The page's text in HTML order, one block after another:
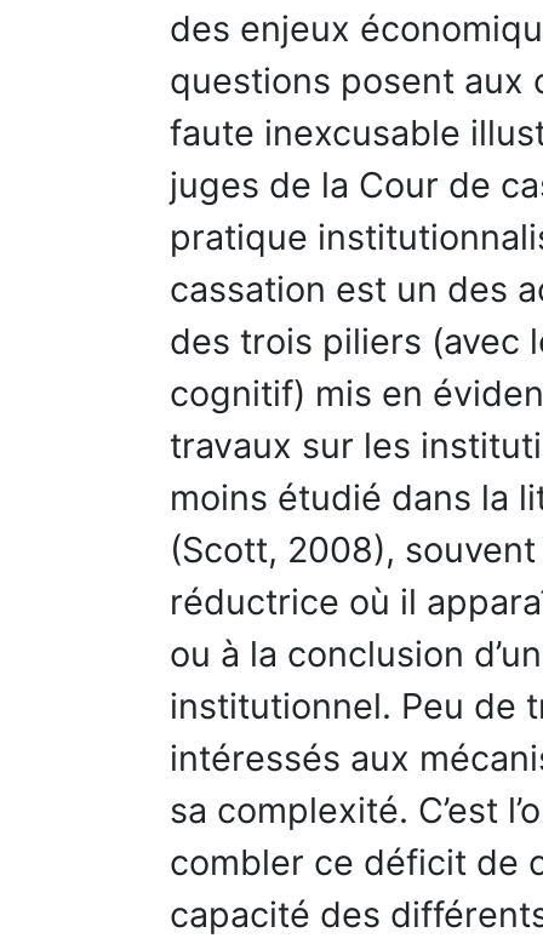
des enjeux
questions posent aux
faute inexcusable
juges de la Cour de
pratique
cassation est un des
des trois piliers (avec
cognitif) mis en
travaux sur les
moins étudié dans la
(Scott, 2008),
réductrice où il
ou à la conclusion
institutionnel. Peu de
intéressés aux
sa complexité. C’est
combler ce déficit de
capacité des